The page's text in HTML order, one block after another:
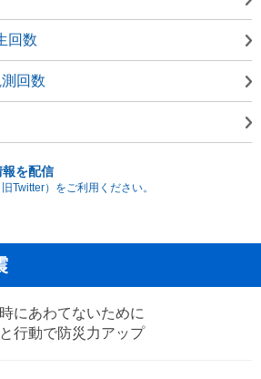
回数
回数
を配信
Twitter）をご利用ください。
にあわてないために
行動で防災力アップ